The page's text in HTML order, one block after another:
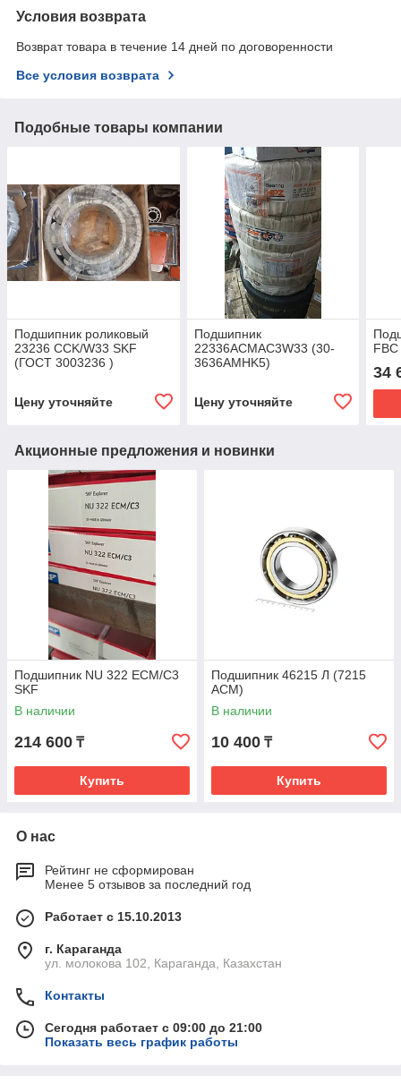
Условия возврата
Возврат товара в течение 14 дней по договоренности
Все условия возврата
Подобные товары компании
Подшипник роликовый
23236 CCK/W33 SKF
(ГОСТ 3003236 )
Цену уточняйте
Подшипник
22336ACMAC3W33 (30-
3636AMHK5)
Цену уточняйте
34
Акционные предложения и новинки
Подшипник NU 322 ECM/C3
SKF
В наличии
214 600 ₸
Купить
Подшипник 46215 Л (7215
ACM)
В наличии
10 400 ₸
Купить
О нас
Рейтинг не сформирован
Менее 5 отзывов за последний год
Работает с 15.10.2013
г. Караганда
ул. молокова 102, Караганда, Казахстан
Контакты
Сегодня работает с 09:00 до 21:00
Показать весь график работы